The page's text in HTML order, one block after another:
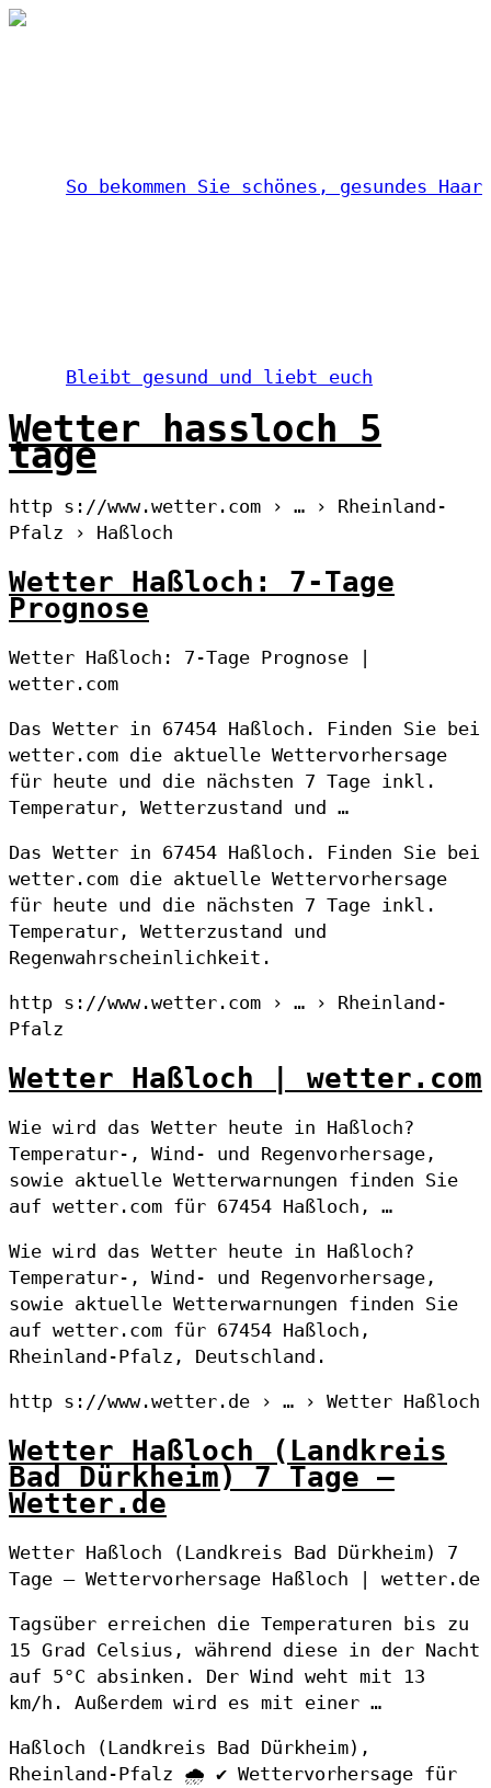
So bekommen Sie schönes, gesundes Haar
Bleibt gesund und liebt euch
Wetter hassloch 5
tage
http s://www.wetter.com › … › Rheinland-
Pfalz › Haßloch
Wetter Haßloch: 7-Tage
Prognose
Wetter Haßloch: 7-Tage Prognose |
wetter.com
Das Wetter in 67454 Haßloch. Finden Sie bei
wetter.com die aktuelle Wettervorhersage
für heute und die nächsten 7 Tage inkl.
Temperatur, Wetterzustand und …
Das Wetter in 67454 Haßloch. Finden Sie bei
wetter.com die aktuelle Wettervorhersage
für heute und die nächsten 7 Tage inkl.
Temperatur, Wetterzustand und
Regenwahrscheinlichkeit.
http s://www.wetter.com › … › Rheinland-
Pfalz
Wetter Haßloch | wetter.com
Wie wird das Wetter heute in Haßloch?
Temperatur-, Wind- und Regenvorhersage,
sowie aktuelle Wetterwarnungen finden Sie
auf wetter.com für 67454 Haßloch, …
Wie wird das Wetter heute in Haßloch?
Temperatur-, Wind- und Regenvorhersage,
sowie aktuelle Wetterwarnungen finden Sie
auf wetter.com für 67454 Haßloch,
Rheinland-Pfalz, Deutschland.
http s://www.wetter.de › … › Wetter Haßloch
Wetter Haßloch (Landkreis
Bad Dürkheim) 7 Tage –
Wetter.de
Wetter Haßloch (Landkreis Bad Dürkheim) 7
Tage – Wettervorhersage Haßloch | wetter.de
Tagsüber erreichen die Temperaturen bis zu
15 Grad Celsius, während diese in der Nacht
auf 5°C absinken. Der Wind weht mit 13
km/h. Außerdem wird es mit einer …
Haßloch (Landkreis Bad Dürkheim),
Rheinland-Pfalz 🌧️ ✔ Wettervorhersage für